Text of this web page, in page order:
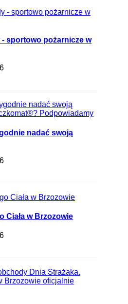
sportowo pożarnicze w
nadać swoją
Ciała w Brzozowie